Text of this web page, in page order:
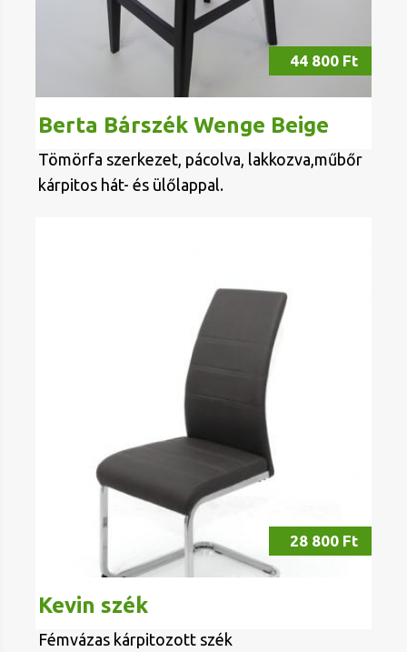
44 800 Ft
Berta Bárszék Wenge Beige
Tömörfa szerkezet, pácolva, lakkozva,műbőr
kárpitos hát- és ülőlappal.
28 800 Ft
Kevin szék
Fémvázas kárpitozott szék